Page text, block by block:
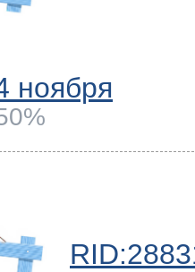
ноября